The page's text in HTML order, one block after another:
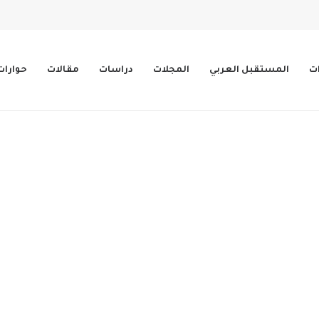
المستقبل العربي المجلات دراسات مقالات